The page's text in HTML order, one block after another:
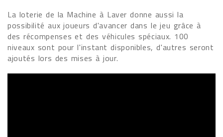
La loterie de la Machine à Laver donne aussi la
possibilité aux joueurs d'avancer dans le jeu grâce à
des récompenses et des véhicules spéciaux. 100
niveaux sont pour l'instant disponibles, d'autres seront
ajoutés lors des mises à jour.